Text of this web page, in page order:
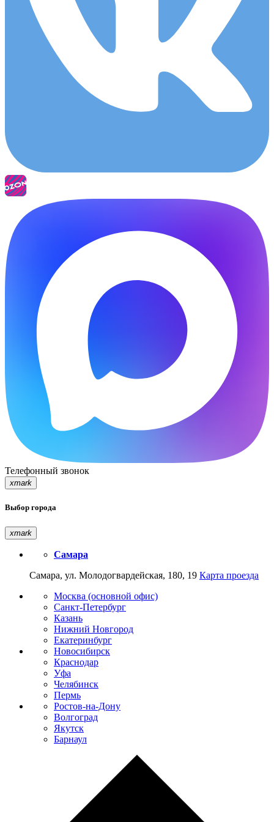
Телефонный звонок
xmark
Выбор города
xmark
Самара
Самара, ул. Молодогвардейская, 180, 19 Карта проезда
Москва (основной офис)
Санкт-Петербург
Казань
Нижний Новгород
Екатеринбург
Новосибирск
Краснодар
Уфа
Челябинск
Пермь
Ростов-на-Дону
Волгоград
Якутск
Барнаул